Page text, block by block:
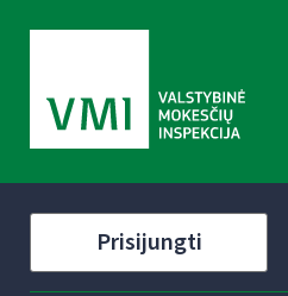
Prisijungti